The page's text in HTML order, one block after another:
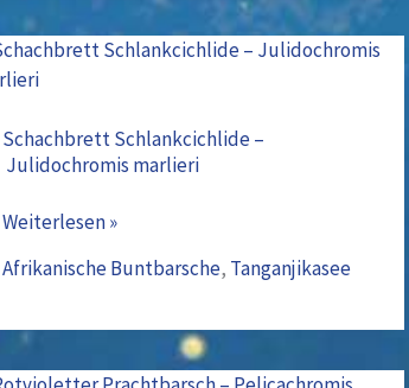
Schachbrett Schlankcichlide –
Julidochromis marlieri
Schachbrett
–
Julidochromis
Weiterlesen »
Afrikanische Buntbarsche, Tanganjikasee